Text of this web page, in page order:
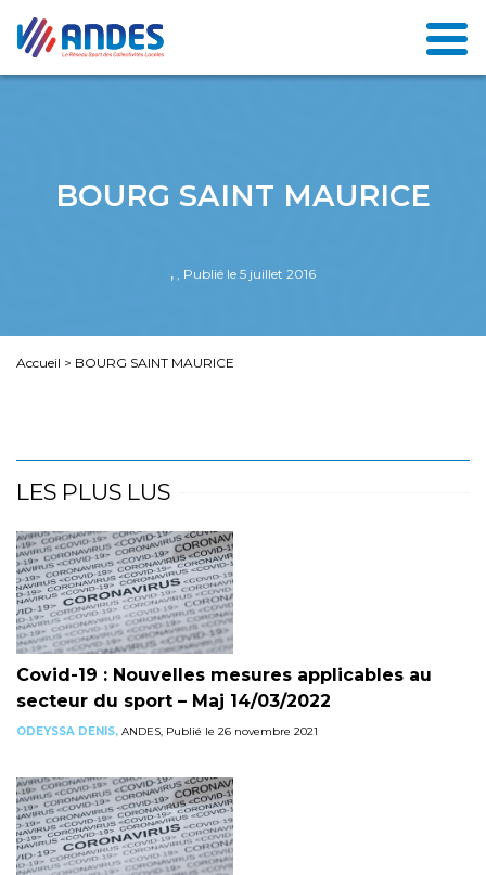
BOURG SAINT MAURICE
, , Publié le 5 juillet 2016
Accueil > BOURG SAINT MAURICE
LES PLUS LUS
Covid-19 : Nouvelles mesures applicables au
secteur du sport – Maj 14/03/2022
ODEYSSA DENIS, ANDES, Publié le 26 novembre 2021